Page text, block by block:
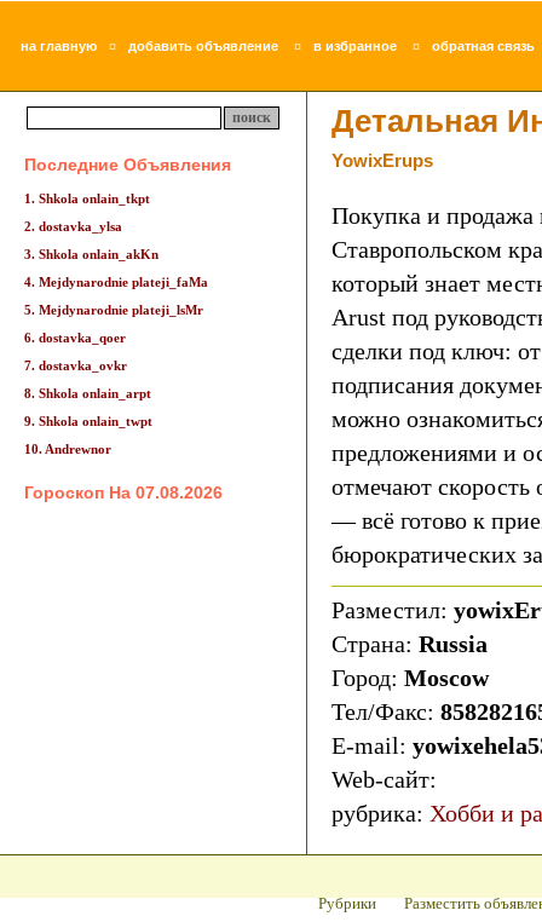
на главную ¤ добавить объявление ¤ в избранное ¤ обратная связь
Последние Объявления
1. Shkola onlain_tkpt
2. dostavka_ylsa
3. Shkola onlain_akKn
4. Mejdynarodnie plateji_faMa
5. Mejdynarodnie plateji_lsMr
6. dostavka_qoer
7. dostavka_ovkr
8. Shkola onlain_arpt
9. Shkola onlain_twpt
10. Andrewnor
Гороскоп На 07.08.2026
Детальная
YowixErups
Покупка и
Ставропольском
который знает
Arust под
сделки под ключ:
подписания
можно
предложениями и
отмечают
— всё готово к
бюрократических
Разместил:
Страна: Russia
Город: Moscow
Тел/Факс:
E-mail:
Web-сайт:
рубрика: Хобби и
Рубрики Разместить